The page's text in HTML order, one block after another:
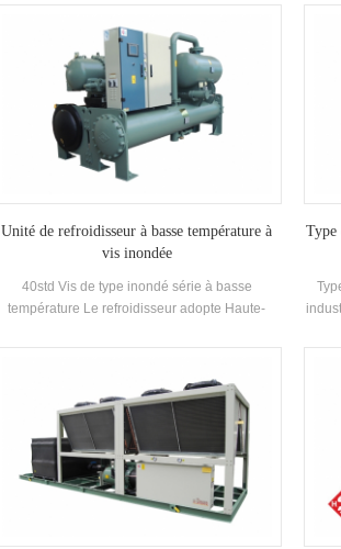
Compresseurs centrifuges, Type de
pulvérisation (Filming-Film) Evaporateurs,
systèmes de recirculation de liquide réfrigérant,
flash-type Économiseurs et orifice Logement de
la plaque d'orifice Dispositifs. Applications:
principalement utilisé dans les systèmes de
climatisation centrale et le refroidissement du
processus industriel
de
de 8
Unité de refroidisseur à basse température à
vis inondée
40std Vis de type inondé série à basse
température Le refroidisseur adopte Haute-
développé etFabriqué Haute efficacité
réfrigérant. La récupération de chaleur peut être
configurée en fonction de la thermique client
Besoins. L'unité a 39 standard Spécifications.
Type